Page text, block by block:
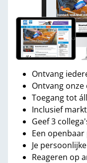
Ontvang
Ontvang
Toegang tot
Inclusief
Geef 3
Een
Je
Reageren op